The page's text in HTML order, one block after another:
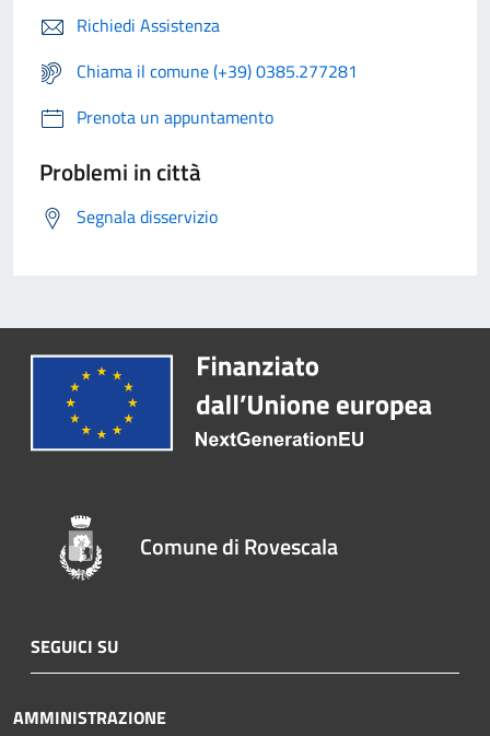
Richiedi Assistenza
Chiama il comune (+39) 0385.277281
Prenota un appuntamento
Problemi in città
Segnala disservizio
Comune di Rovescala
SEGUICI SU
AMMINISTRAZIONE